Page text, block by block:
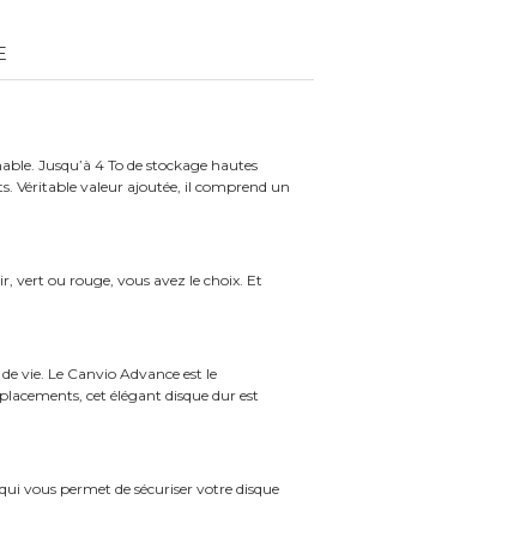
Jusqu’à 4 To de stockage hautes
Véritable valeur ajoutée, il comprend un
vert ou rouge, vous avez le choix. Et
vie. Le Canvio Advance est le
cet élégant disque dur est
vous permet de sécuriser votre disque